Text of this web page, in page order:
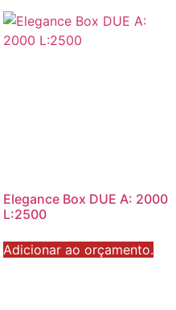
Elegance Box DUE A: 2000
L:2500
Adicionar ao orçamento.